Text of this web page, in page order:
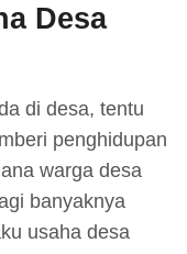
Desa
di desa, tentu
penghidupan
warga desa
banyaknya
usaha desa